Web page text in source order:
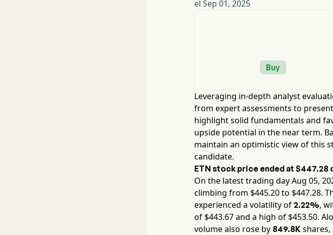
el Sep 01, 2025
Buy
Leveraging in-depth analyst
from expert assessments to
highlight solid fundamentals and
upside potential in the near term.
maintain an optimistic view of this
candidate.
ETN stock price ended at $447.28
On the latest trading dayAug 05,
climbing from $445.20to $447.28.
experienced a volatility of 2.22%,
of $443.67and a high of $453.50.
volume also rose by 849.8K